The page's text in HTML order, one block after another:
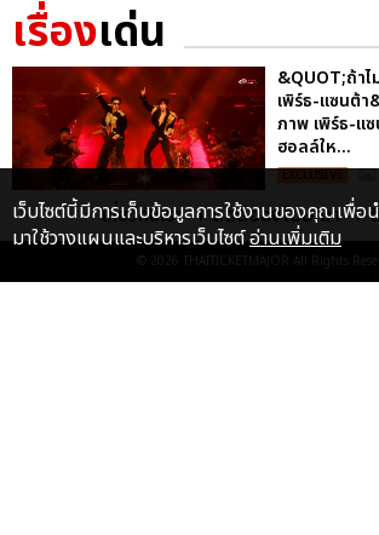
เรื่องเด่น
&QUOT;ถ้า
เพิร์ธ-แซนต้า
ภาพ เพิร์ธ-แ
ฮอลล์ให...
EXCLUSIVE
ไม่ว่าจะวันนี้ห
ในตัว
เกี่ยวกับเรา ติดต่อลงโฆษณา
© 2026 THAITICKETMAJOR All Rights
เว็บไซต์นี้มีการเก็บข้อมูลการใช้งานของคุณเพื่อ
มาใช้วางแผนและบริหารเว็บไซต์อ่านเพิ่มเติม